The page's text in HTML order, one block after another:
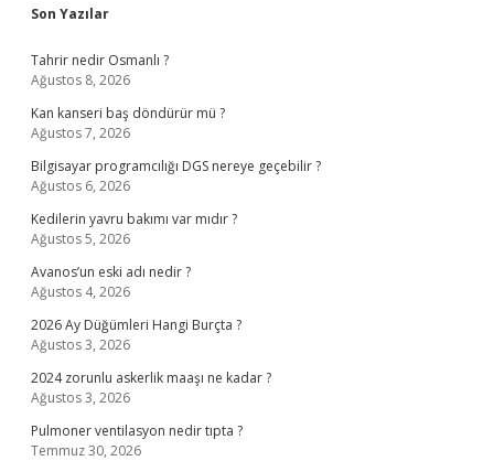
Sidebar
Son Yazılar
Tahrir nedir Osmanlı ?
Ağustos 8, 2026
Kan kanseri baş döndürür mü ?
Ağustos 7, 2026
Bilgisayar programcılığı DGS nereye geçebilir ?
Ağustos 6, 2026
Kedilerin yavru bakımı var mıdır ?
Ağustos 5, 2026
Avanos’un eski adı nedir ?
Ağustos 4, 2026
2026 Ay Düğümleri Hangi Burçta ?
Ağustos 3, 2026
2024 zorunlu askerlik maaşı ne kadar ?
Ağustos 3, 2026
Pulmoner ventilasyon nedir tıpta ?
Temmuz 30, 2026